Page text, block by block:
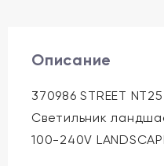
Описание
370986 STREET
Светильник
100-240V